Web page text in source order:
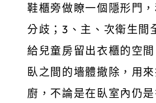
鞋櫃旁做瞭一個隱形門
分歧；3、主、次衛生間
給兒童房留出衣櫃的空
臥之間的墻體撤除，用
廚，不論是在臥室內仍